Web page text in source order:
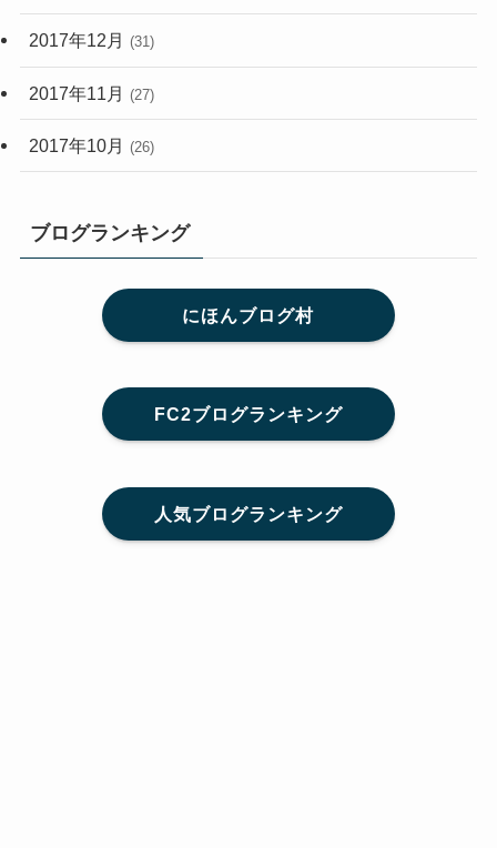
2017年12月 (31)
2017年11月 (27)
2017年10月 (26)
ブログランキング
にほんブログ村
FC2ブログランキング
人気ブログランキング